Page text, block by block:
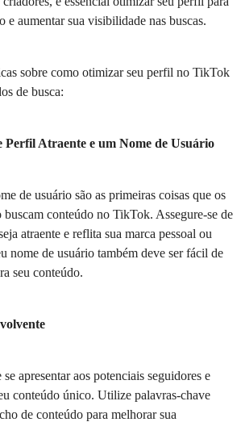
e aumentar sua visibilidade nas buscas.
sobre como otimizar seu perfil no TikTok
de busca:
Perfil Atraente e um Nome de Usuário
de usuário são as primeiras coisas que os
buscam conteúdo no TikTok. Assegure-se de
atraente e reflita sua marca pessoal ou
nome de usuário também deve ser fácil de
seu conteúdo.
apresentar aos potenciais seguidores e
conteúdo único. Utilize palavras-chave
de conteúdo para melhorar sua